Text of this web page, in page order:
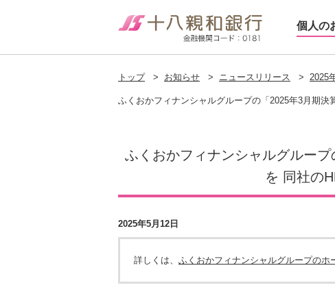
個人の
トップ > お知らせ > ニュースリリース > 2025
ふくおかフィナンシャルグループの「2025年3月期
ふくおかフィナンシャルグルー
を 同社の
2025年5月12日
詳しくは、 ふくおかフィナンシャルグループのホ